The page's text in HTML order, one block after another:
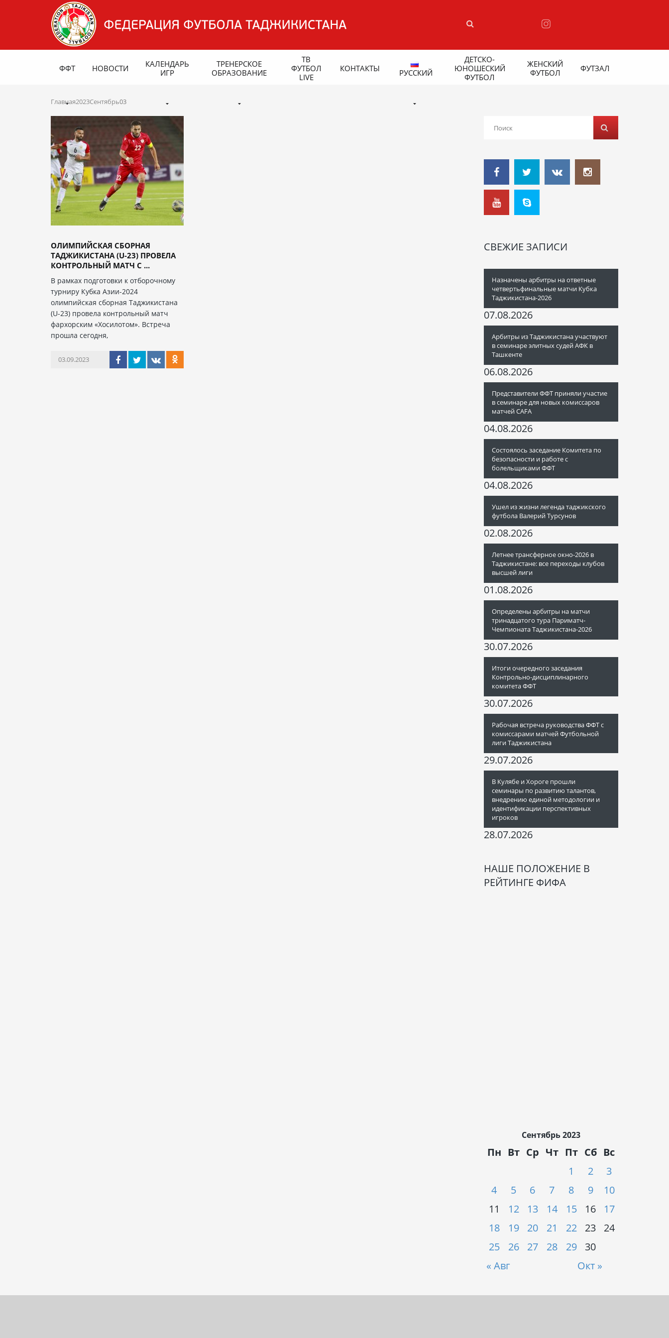
ФФТ НОВОСТИ
КАЛЕНДАРЬ
ИГР
ТРЕНЕРСКОЕ
ОБРАЗОВАНИЕ
ТВ
ФУТБОЛ
LIVE
КОНТАКТЫ РУССКИЙ
ДЕТСКО-
ЮНОШЕСКИЙ
ФУТБОЛ
ЖЕНСКИЙ
ФУТБОЛ
ФУТЗАЛ
Главная2023Сентябрь03
ОЛИМПИЙСКАЯ СБОРНАЯ
ТАДЖИКИСТАНА (U-23) ПРОВЕЛА
КОНТРОЛЬНЫЙ МАТЧ С ...
В рамках подготовки к отборочному
турниру Кубка Азии-2024
олимпийская сборная Таджикистана
(U-23) провела контрольный матч
фархорским «Хосилотом». Встреча
прошла сегодня,
03.09.2023
СВЕЖИЕ ЗАПИСИ
Назначены арбитры на ответные
четвертьфинальные матчи Кубка
Таджикистана-2026
07.08.2026
Арбитры из Таджикистана участвуют
в семинаре элитных судей АФК в
Ташкенте
06.08.2026
Представители ФФТ приняли участие
в семинаре для новых комиссаров
матчей CAFA
04.08.2026
Состоялось заседание Комитета по
безопасности и работе с
болельщиками ФФТ
04.08.2026
Ушел из жизни легенда таджикского
футбола Валерий Турсунов
02.08.2026
Летнее трансферное окно-2026 в
Таджикистане: все переходы клубов
высшей лиги
01.08.2026
Определены арбитры на матчи
тринадцатого тура Париматч-
Чемпионата Таджикистана-2026
30.07.2026
Итоги очередного заседания
Контрольно-дисциплинарного
комитета ФФТ
30.07.2026
Рабочая встреча руководства ФФТ с
комиссарами матчей Футбольной
лиги Таджикистана
29.07.2026
В Кулябе и Хороге прошли
семинары по развитию талантов,
внедрению единой методологии и
идентификации перспективных
игроков
28.07.2026
НАШЕ ПОЛОЖЕНИЕ В
РЕЙТИНГЕ ФИФА
Сентябрь 2023
Пн Вт Ср Чт Пт Сб Вс
« Авг Окт »
1 2
3
4
5 6 7 8 9
10
11
12 13 14 15 16
17
18
19 20 21 22 23
24
25
26 27 28 29 30